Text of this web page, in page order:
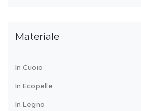
Materiale
In Cuoio
In Ecopelle
In Legno